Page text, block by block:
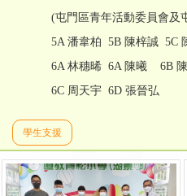
(屯門區青年活動委員會及
5A 潘韋柏 5B 陳梓誠 5C
6A 林穗晞 6A 陳曦 6B
6C 周天宇 6D 張晉弘
學生支援